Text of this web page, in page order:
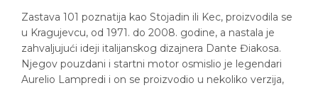
Zastava 101 poznatija kao Stojadin ili Kec, proizvodila se
u Kragujevcu, od 1971. do 2008. godine, a nastala je
zahvaljujući ideji italijanskog dizajnera Dante Điakosa.
Njegov pouzdani i startni motor osmislio je legendari
Aurelio Lampredi i on se proizvodio u nekoliko verzija,